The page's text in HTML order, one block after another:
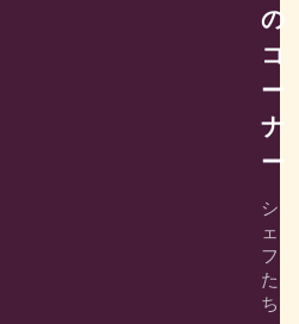
の
コ
ー
ナ
ー
シ
ェ
フ
た
ち